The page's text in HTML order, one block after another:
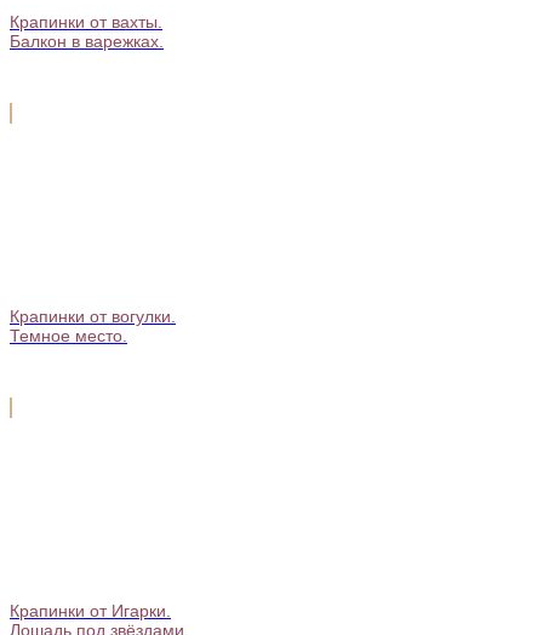
Крапинки от вахты.
Балкон в варежках.
Крапинки от вогулки.
Темное место.
Крапинки от Игарки.
Лошадь под звёздами.